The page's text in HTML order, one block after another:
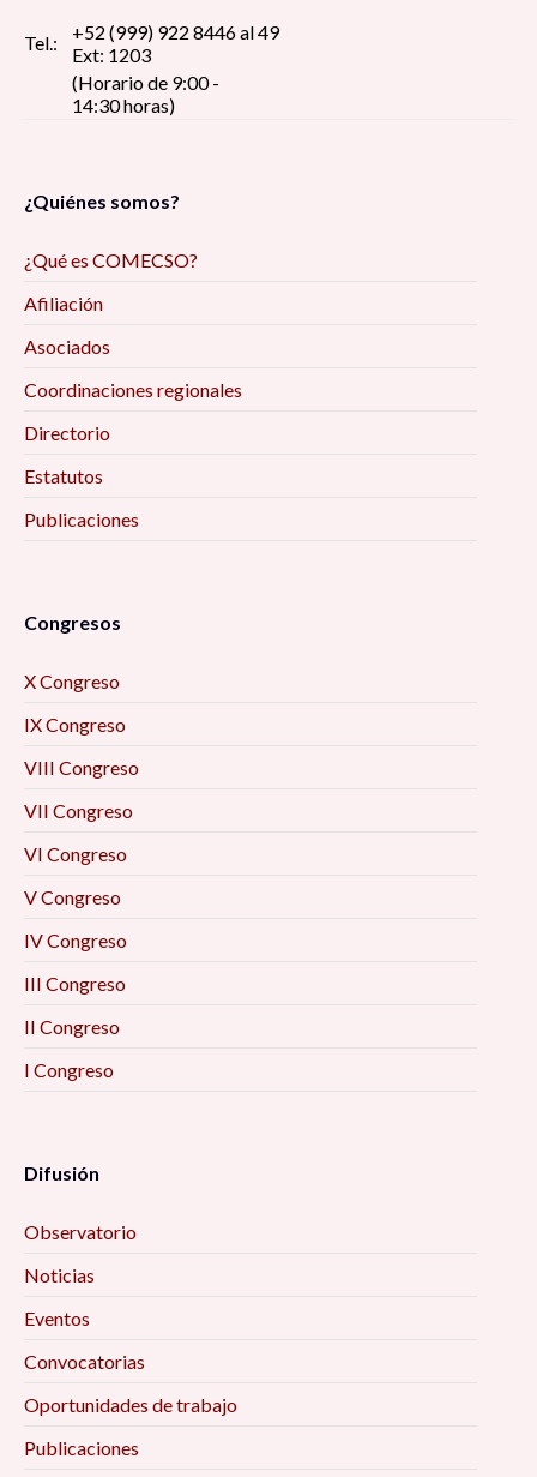
Tel.:
+52 (999) 922 8446 al 49
Ext: 1203
(Horario de 9:00 -
14:30 horas)
¿Quiénes somos?
¿Qué es COMECSO?
Afiliación
Asociados
Coordinaciones regionales
Directorio
Estatutos
Publicaciones
Congresos
X Congreso
IX Congreso
VIII Congreso
VII Congreso
VI Congreso
V Congreso
IV Congreso
III Congreso
II Congreso
I Congreso
Difusión
Observatorio
Noticias
Eventos
Convocatorias
Oportunidades de trabajo
Publicaciones